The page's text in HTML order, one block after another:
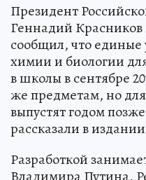
Президент
Геннадий
сообщил, что
химии и биологии
в школы в сентябре
же предметам, но
выпустят годом
рассказали в издании
Разработкой
Владимира Путина.